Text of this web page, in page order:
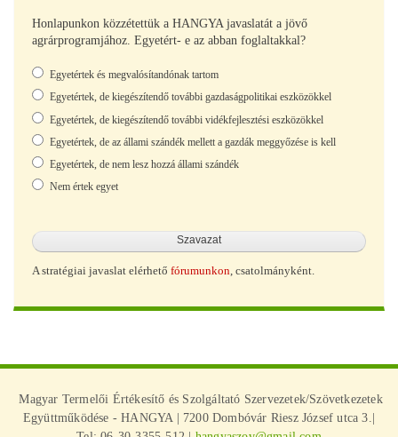
Honlapunkon közzétettük a HANGYA javaslatát a jövő
agrárprogramjához. Egyetért- e az abban foglaltakkal?
Választások
Egyetértek és megvalósítandónak tartom
Egyetértek, de kiegészítendő további gazdaságpolitikai eszközökkel
Egyetértek, de kiegészítendő további vidékfejlesztési eszközökkel
Egyetértek, de az állami szándék mellett a gazdák meggyőzése is kell
Egyetértek, de nem lesz hozzá állami szándék
Nem értek egyet
A stratégiai javaslat elérhető fórumunkon, csatolmányként.
Magyar Termelői Értékesítő és Szolgáltató Szervezetek/Szövetkezetek
Együttműködése - HANGYA | 7200 Dombóvár Riesz József utca 3.|